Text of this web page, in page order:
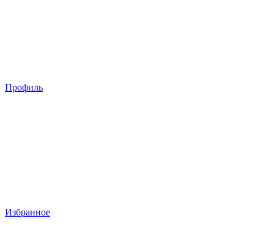
Профиль
Избранное